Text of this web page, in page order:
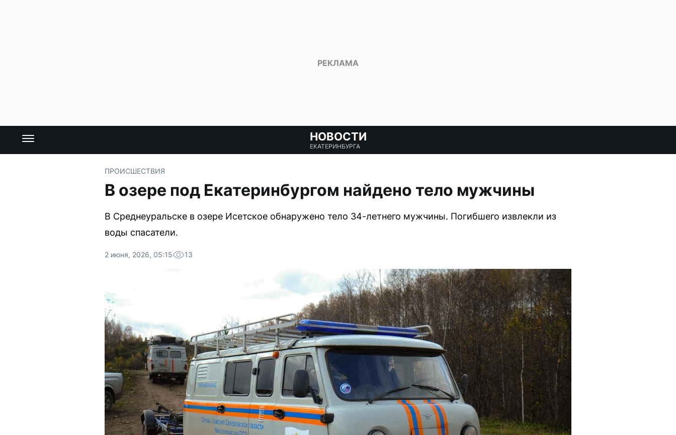
НОВОСТИ
ЕКАТЕРИНБУРГА
ПРОИСШЕСТВИЯ
В озере под Екатеринбургом найдено тело мужчины
В Среднеуральске в озере Исетское обнаружено тело 34-летнего мужчины. Погибшего извлекли из
воды спасатели.
2 июня, 2026, 05:15 13